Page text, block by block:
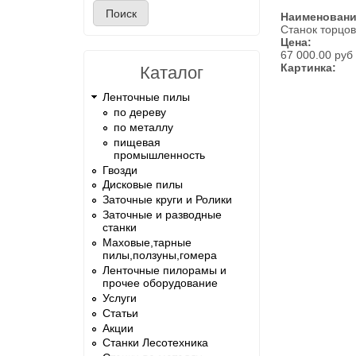
Каталог
Ленточные пилы
по дереву
по металлу
пищевая
промышленность
Гвозди
Дисковые пилы
Заточные круги и Ролики
Заточные и разводные
станки
Маховые,тарные
пилы,ползуны,гомера
Ленточные пилорамы и
прочее оборудование
Услуги
Статьи
Акции
Станки Лесотехника
Станок
Цена:
67 000.00 руб
Картинка: